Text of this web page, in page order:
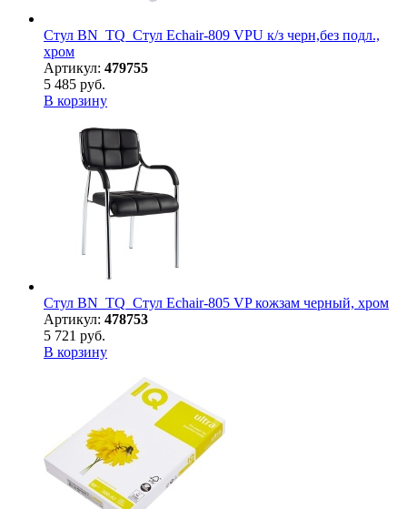
Стул BN_TQ_Стул Echair-809 VPU к/з черн,без подл.,
хром
Артикул: 479755
5 485 руб.
В корзину
Стул BN_TQ_Стул Echair-805 VP кожзам черный, хром
Артикул: 478753
5 721 руб.
В корзину